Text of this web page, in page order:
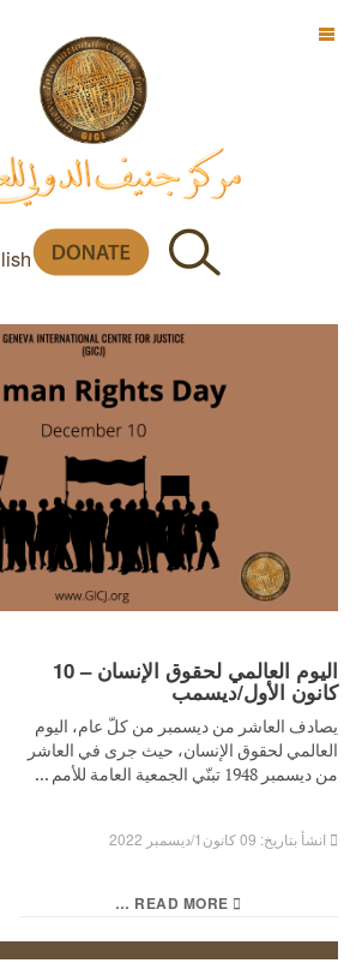
اليوم العالمي لحقوق الإنسان – 10
كانون الأول/ديسمب
يصادف العاشر من ديسمبر من كلّ عام، اليوم
العالمي لحقوق الإنسان، حيث جرى في العاشر
من ديسمبر 1948 تبنّي الجمعية العامة للأمم ...
انشأ بتاريخ: 09 كانون1/ديسمبر 2022